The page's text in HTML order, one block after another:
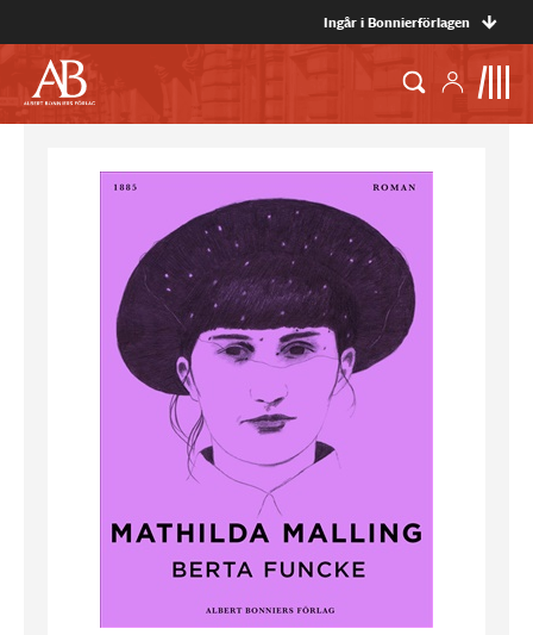
Ingår i Bonnierförlagen